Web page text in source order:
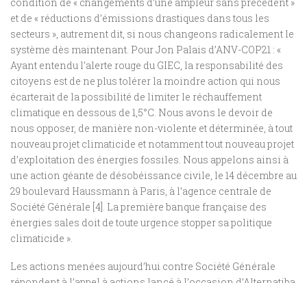
et de « réductions d’émissions drastiques dans tous les
secteurs », autrement dit, si nous changeons radicalement le
système dès maintenant. Pour Jon Palais d’ANV-COP21 : «
Ayant entendu l’alerte rouge du GIEC, la responsabilité des
citoyens est de ne plus tolérer la moindre action qui nous
écarterait de la possibilité de limiter le réchauffement
climatique en dessous de 1,5°C. Nous avons le devoir de
nous opposer, de manière non-violente et déterminée, à tout
nouveau projet climaticide et notamment tout nouveau projet
d’exploitation des énergies fossiles. Nous appelons ainsi à
une action géante de désobéissance civile, le 14 décembre au
29 boulevard Haussmann à Paris, à l’agence centrale de
Société Générale [4]. La première banque française des
énergies sales doit de toute urgence stopper sa politique
climaticide ».
Les actions menées aujourd’hui contre Société Générale